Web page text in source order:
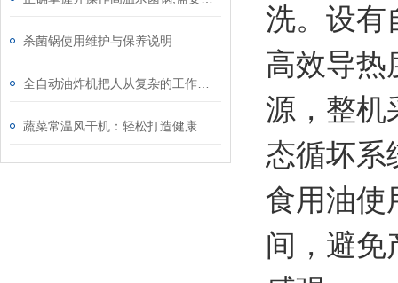
杀菌锅使用维护与保养说明
洗。设有
高效导热
源，整机
态循坏系
食用油使
间，避免